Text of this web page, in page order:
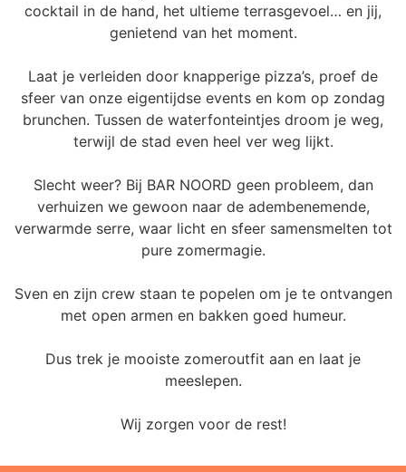
cocktail in de hand, het ultieme terrasgevoel… en jij,
genietend van het moment.
Laat je verleiden door knapperige pizza’s, proef de
sfeer van onze eigentijdse events en kom op zondag
brunchen. Tussen de waterfonteintjes droom je weg,
terwijl de stad even heel ver weg lijkt.
Slecht weer? Bij BAR NOORD geen probleem, dan
verhuizen we gewoon naar de adembenemende,
verwarmde serre, waar licht en sfeer samensmelten tot
pure zomermagie.
Sven en zijn crew staan te popelen om je te ontvangen
met open armen en bakken goed humeur.
Dus trek je mooiste zomeroutfit aan en laat je
meeslepen.
Wij zorgen voor de rest!